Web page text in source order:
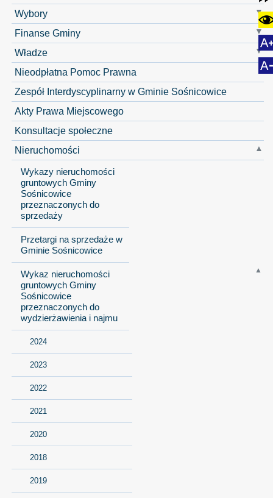
Wybory
Finanse Gminy
Władze
Nieodpłatna Pomoc Prawna
Zespół Interdyscyplinarny w Gminie Sośnicowice
Akty Prawa Miejscowego
Konsultacje społeczne
Nieruchomości
Wykazy nieruchomości
gruntowych Gminy
Sośnicowice
przeznaczonych do
sprzedaży
Przetargi na sprzedaże w
Gminie Sośnicowice
Wykaz nieruchomości
gruntowych Gminy
Sośnicowice
przeznaczonych do
wydzierżawienia i najmu
2024
2023
2022
2021
2020
2018
2019